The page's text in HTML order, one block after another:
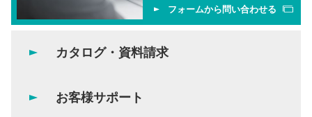
フォームから問い合わせる
カタログ・資料請求
お客様サポート